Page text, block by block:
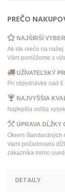
PREČO
NAJŠIRŠÍ
Ak ste niečo na
Vám pomôžeme s
UŽÍVATEĽSKÝ
Pri objednávke nad
NAJVYŠŠIA
Najlepšia voľba
ÚPRAVA DĹŽKY
Okrem štandardných
Vami požadovanú
zákazníka mimo
DETAILY